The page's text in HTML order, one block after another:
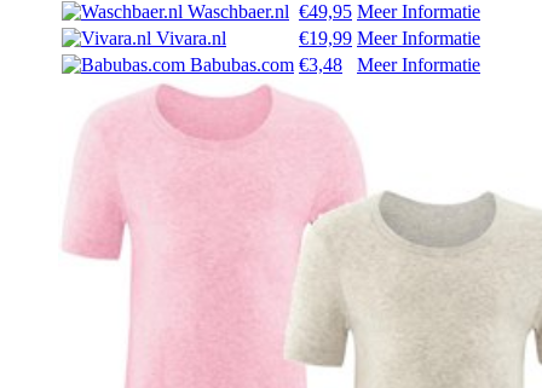
prijs
was:
€ 18,95.
prijs
€ 17,95.
Waschbaer.nl €49,95 Meer Informatie
Vivara.nl
€19,99 Meer Informatie
Babubas.com €3,48 Meer Informatie